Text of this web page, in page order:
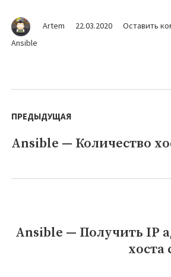
Artem 22.03.2020 Оставить
Ansible
по
записям
ПРЕДЫДУЩАЯ
Предыдущая
Ansible — Количество
Следующая
Ansible — Получить IP
хоста